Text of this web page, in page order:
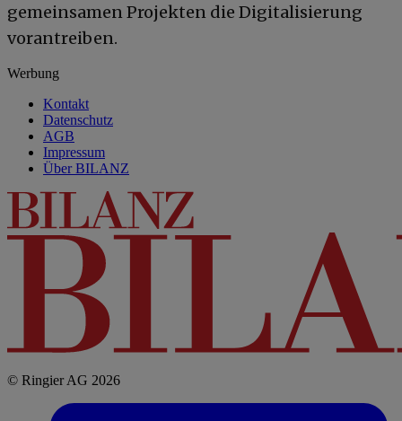
gemeinsamen Projekten die Digitalisierung
vorantreiben.
Werbung
Kontakt
Datenschutz
AGB
Impressum
Über BILANZ
© Ringier AG 2026